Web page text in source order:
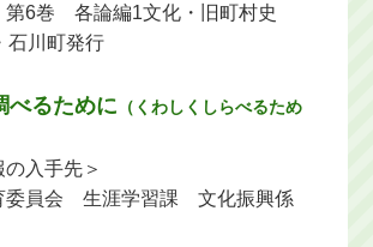
第6巻 各論編1文化・旧町村史
川町発行
べるために （くわしくしらべるため
の入手先＞
委員会 生涯学習課 文化振興係